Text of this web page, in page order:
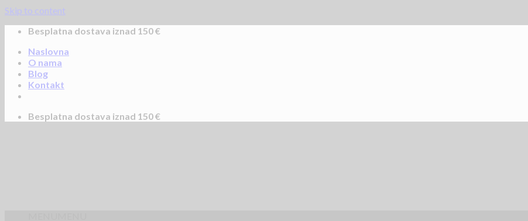
Skip to content
Besplatna dostava iznad 150 €
Naslovna
O nama
Blog
Kontakt
Besplatna dostava iznad 150 €